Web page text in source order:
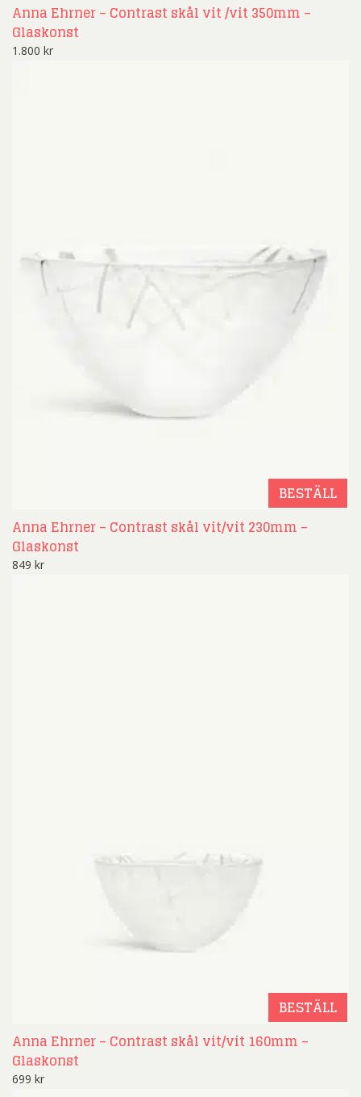
Anna Ehrner – Contrast skål vit /vit 350mm –
Glaskonst
1.800 kr
BESTÄLL
Anna Ehrner – Contrast skål vit/vit 230mm –
Glaskonst
849 kr
BESTÄLL
Anna Ehrner – Contrast skål vit/vit 160mm –
Glaskonst
699 kr